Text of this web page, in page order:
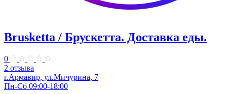
Brusketta / Брускетта. Доставка еды.
0
2 отзыва
г.Армавир, ул.Мичурина, 7
Пн-Сб 09:00-18:00